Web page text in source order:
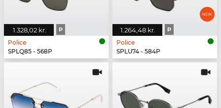
1.328,02 kr. P
Police
SPLQ85 - 568P
1.264,48 kr. P
Police
SPLU74 - 584P